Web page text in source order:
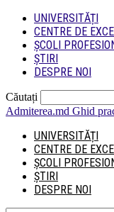
UNIVERSITĂȚI
CENTRE DE
ȘCOLI
ȘTIRI
DESPRE NOI
Căutați
Admiterea.md Ghid
UNIVERSITĂȚI
CENTRE DE
ȘCOLI
ȘTIRI
DESPRE NOI